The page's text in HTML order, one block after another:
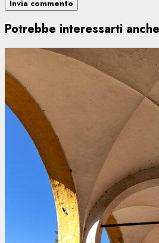
Potrebbe interessarti anche